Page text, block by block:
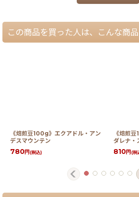
この商品を買った人は、こんな商
《焙煎豆100g》エクアドル・アン
デスマウンテン
780円(税込)
《焙煎
ダレナ・
810円(税